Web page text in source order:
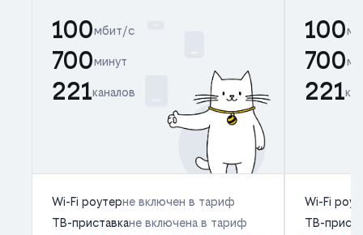
100мбит/с
700минут
221каналов
Wi-Fi роутерне включен в тариф
ТВ-приставкане включена в тариф
100
700
221
Wi-Fi
ТВ-